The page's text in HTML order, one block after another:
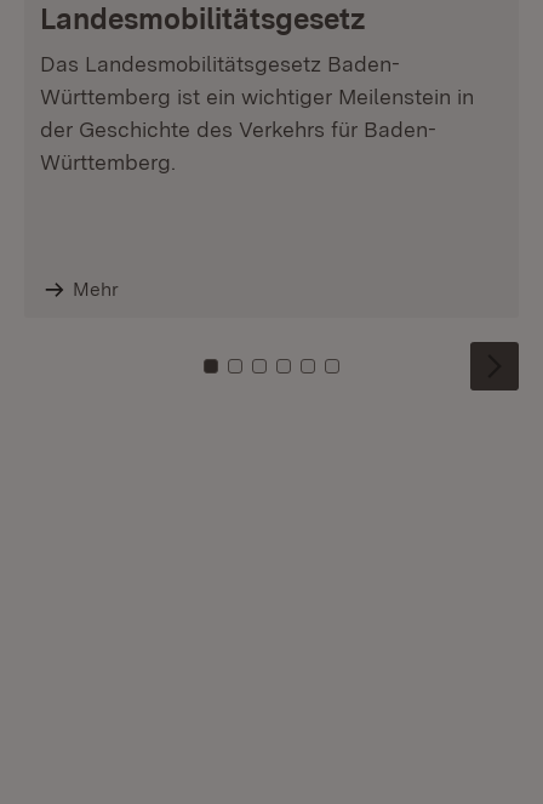
Landesmobilitätsgesetz
Das Landesmobilitätsgesetz Baden-
Württemberg ist ein wichtiger Meilenstein in
der Geschichte des Verkehrs für Baden-
Württemberg.
Mehr
Zu Kachel: 0
Zu Kachel: 1
Zu Kachel: 2
Zu Kachel: 3
Zu Kachel: 4
Zu Kachel: 5